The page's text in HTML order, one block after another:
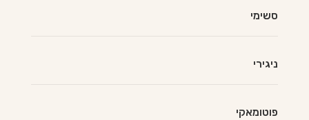
סשימי
ניגירי
פוטומאקי